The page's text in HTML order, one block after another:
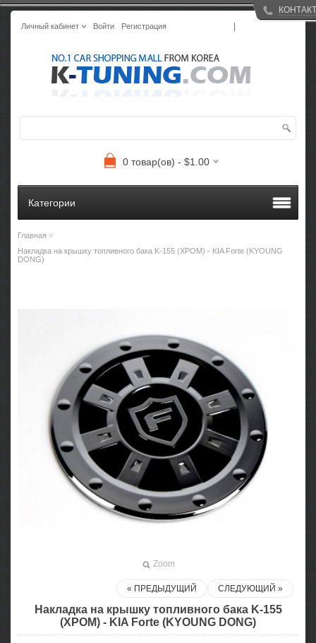
Личный кабинет Войти Регистрация
0 товар(ов) - $1.00
Категории
Главная »
Накладка на крышку топливного бака K-155 (ХРОМ) - KIA Forte (KYOUNG
DONG)
Zoom
СЛЕДУЮЩИЙ »
« ПРЕДЫДУЩИЙ
Накладка на крышку топливного бака K-155
(ХРОМ) - KIA Forte (KYOUNG DONG)